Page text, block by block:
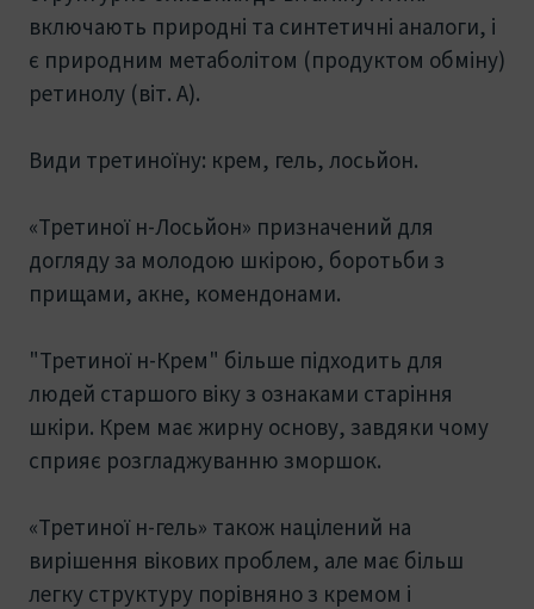
включають природні та синтетичні аналоги, і
є природним метаболітом (продуктом обміну)
ретинолу (віт. А).
Види третиноїну: крем, гель, лосьйон.
«Третиної н-Лосьйон» призначений для
догляду за молодою шкірою, боротьби з
прищами, акне, комендонами.
"Третиної н-Крем" більше підходить для
людей старшого віку з ознаками старіння
шкіри. Крем має жирну основу, завдяки чому
сприяє розгладжуванню зморшок.
«Третиної н-гель» також націлений на
вирішення вікових проблем, але має більш
легку структуру порівняно з кремом і